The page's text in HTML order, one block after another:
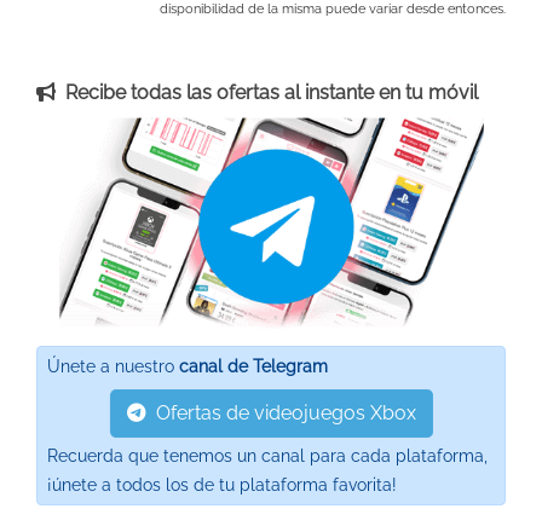
disponibilidad de la misma puede variar desde entonces.
Recibe todas las ofertas al instante en tu móvil
Únete a nuestro canal de Telegram
Ofertas de videojuegos Xbox
Recuerda que tenemos un canal para cada plataforma,
¡únete a todos los de tu plataforma favorita!